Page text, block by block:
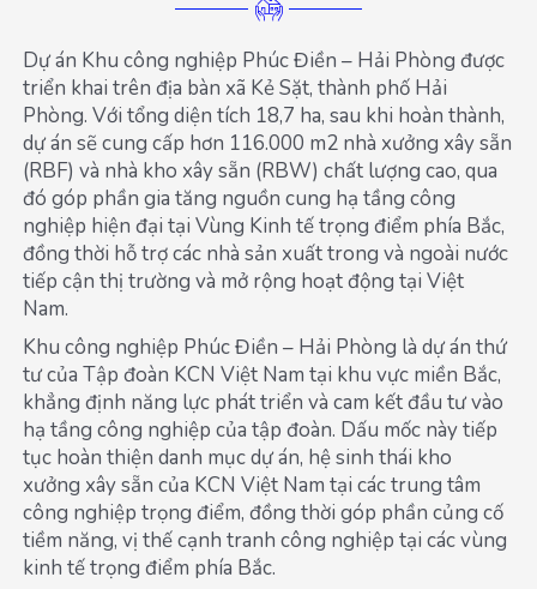
Dự án Khu công nghiệp Phúc Điền – Hải Phòng được
triển khai trên địa bàn xã Kẻ Sặt, thành phố Hải
Phòng. Với tổng diện tích 18,7 ha, sau khi hoàn thành,
dự án sẽ cung cấp hơn 116.000 m2 nhà xưởng xây sẵn
(RBF) và nhà kho xây sẵn (RBW) chất lượng cao, qua
đó góp phần gia tăng nguồn cung hạ tầng công
nghiệp hiện đại tại Vùng Kinh tế trọng điểm phía Bắc,
đồng thời hỗ trợ các nhà sản xuất trong và ngoài nước
tiếp cận thị trường và mở rộng hoạt động tại Việt
Nam.
Khu công nghiệp Phúc Điền – Hải Phòng là dự án thứ
tư của Tập đoàn KCN Việt Nam tại khu vực miền Bắc,
khẳng định năng lực phát triển và cam kết đầu tư vào
hạ tầng công nghiệp của tập đoàn. Dấu mốc này tiếp
tục hoàn thiện danh mục dự án, hệ sinh thái kho
xưởng xây sẵn của KCN Việt Nam tại các trung tâm
công nghiệp trọng điểm, đồng thời góp phần củng cố
tiềm năng, vị thế cạnh tranh công nghiệp tại các vùng
kinh tế trọng điểm phía Bắc.